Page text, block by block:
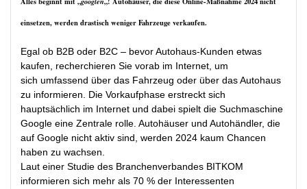
einsetzen, werden drastisch weniger Fahrzeuge verkaufen.
Egal ob B2B oder B2C – bevor Autohaus-Kunden etwas
kaufen, recherchieren Sie vorab im Internet, um
sich umfassend über das Fahrzeug oder über das Autohaus
zu informieren. Die Vorkaufphase erstreckt sich
hauptsächlich im Internet und dabei spielt die Suchmaschine
Google eine Zentrale rolle. Autohäuser und Autohändler, die
auf Google nicht aktiv sind, werden 2024 kaum Chancen
haben zu wachsen.
Laut einer Studie des Branchenverbandes BITKOM
informieren sich mehr als 70 % der Interessenten